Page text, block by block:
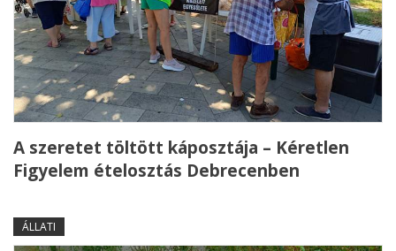
A szeretet töltött káposztája – Kéretlen
Figyelem ételosztás Debrecenben
ÁLLATI